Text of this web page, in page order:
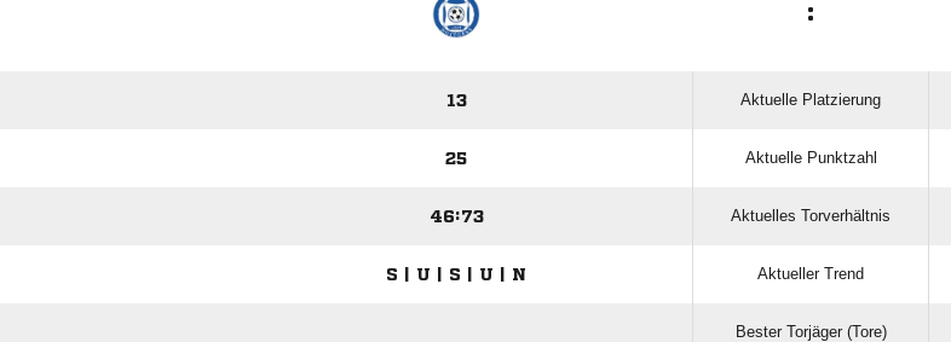
:
13 Aktuelle Platzierung
25 Aktuelle Punktzahl
46:73 Aktuelles Torverhältnis
S | U | S | U | N Aktueller Trend
Bester Torjäger (Tore)